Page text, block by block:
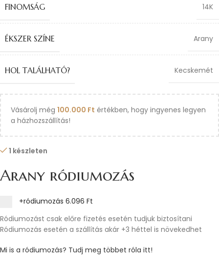
FINOMSÁG 14K
ÉKSZER SZÍNE Arany
HOL TALÁLHATÓ? Kecskemét
Vásárolj még 100.000 Ft értékben, hogy ingyenes legyen
a házhozszállítás!
1 készleten
Arany ródiumozás
+ródiumozás 6.096 Ft
Ródiumozást csak előre fizetés esetén tudjuk biztosítani
Ródiumozás esetén a szállítás akár +3 héttel is növekedhet
Mi is a ródiumozás? Tudj meg többet róla itt!